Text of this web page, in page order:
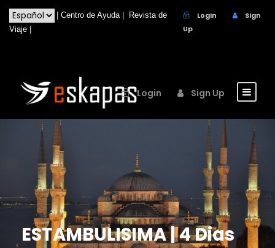
Centro de Ayuda|
Revista de
Viaje
Login
Sign
Up
Login Sign Up
ESTAMBULISIMA | 4 Dias